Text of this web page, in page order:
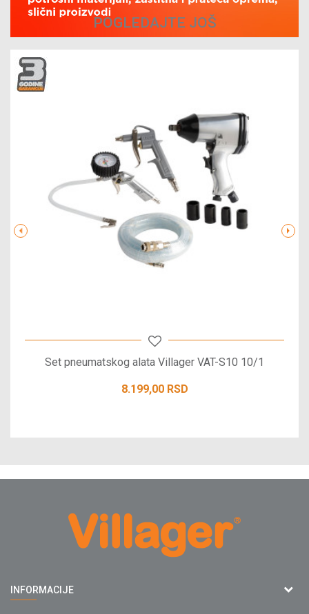
POGLEDAJTE JOŠ
Set pneumatskog alata Villager VAT-S10 10/1
8.199,00 RSD
Agromarket doo
INFORMACIJE